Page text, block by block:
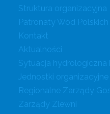
Struktura organizacyjna
Patronaty Wód Polskich
Kontakt
Aktualności
Sytuacja hydrologiczna
Jednostki organizacyjne
Regionalne Zarządy
Zarządy Zlewni